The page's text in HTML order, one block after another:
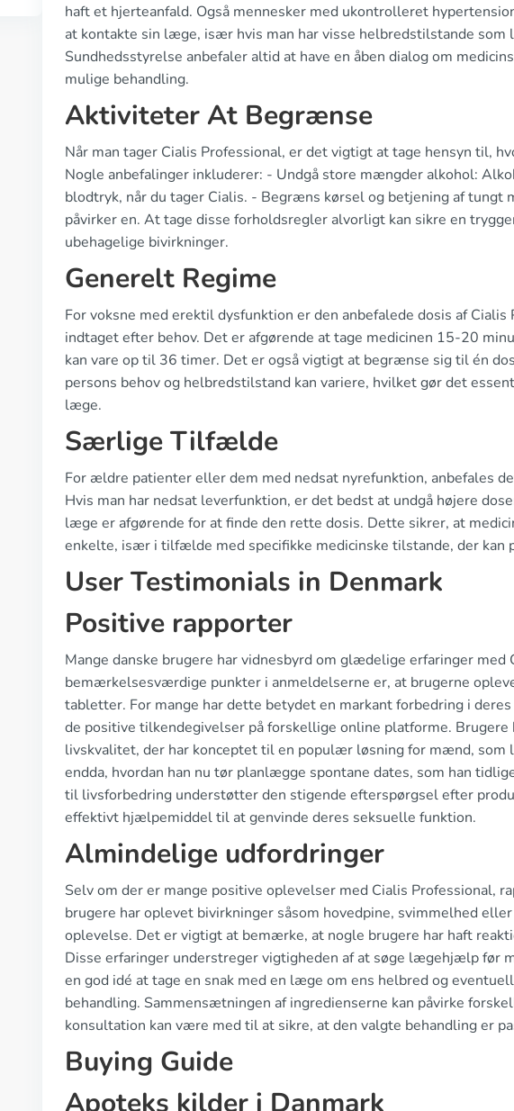
haft et hjerteanfald. Også mennesker med ukontrolleret
at kontakte sin læge, især hvis man har visse helbredstilstande
Sundhedsstyrelse anbefaler altid at have en åben dialog om
mulige behandling.
Aktiviteter At Begrænse
Når man tager Cialis Professional, er det vigtigt at tage hensyn til,
Nogle anbefalinger inkluderer: - Undgå store mængder alkohol:
blodtryk, når du tager Cialis. - Begræns kørsel og betjening af tungt
påvirker en. At tage disse forholdsregler alvorligt kan sikre en
ubehagelige bivirkninger.
Generelt Regime
For voksne med erektil dysfunktion er den anbefalede dosis af
indtaget efter behov. Det er afgørende at tage medicinen 15-20
kan vare op til 36 timer. Det er også vigtigt at begrænse sig til én
persons behov og helbredstilstand kan variere, hvilket gør det
læge.
Særlige Tilfælde
For ældre patienter eller dem med nedsat nyrefunktion, anbefales
Hvis man har nedsat leverfunktion, er det bedst at undgå højere
læge er afgørende for at finde den rette dosis. Dette sikrer, at
enkelte, især i tilfælde med specifikke medicinske tilstande, der kan
User Testimonials in Denmark
Positive rapporter
Mange danske brugere har vidnesbyrd om glædelige erfaringer
bemærkelsesværdige punkter i anmeldelserne er, at brugerne
tabletter. For mange har dette betydet en markant forbedring i
de positive tilkendegivelser på forskellige online platforme.
livskvalitet, der har konceptet til en populær løsning for mænd, som
endda, hvordan han nu tør planlægge spontane dates, som han
til livsforbedring understøtter den stigende efterspørgsel efter
effektivt hjælpemiddel til at genvinde deres seksuelle funktion.
Almindelige udfordringer
Selv om der er mange positive oplevelser med Cialis Professional,
brugere har oplevet bivirkninger såsom hovedpine, svimmelhed
oplevelse. Det er vigtigt at bemærke, at nogle brugere har haft
Disse erfaringer understreger vigtigheden af at søge lægehjælp før
en god idé at tage en snak med en læge om ens helbred og
behandling. Sammensætningen af ingredienserne kan påvirke
konsultation kan være med til at sikre, at den valgte behandling er
Buying Guide
Apoteks kilder i Danmark